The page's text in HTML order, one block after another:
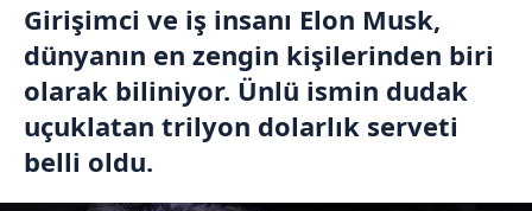
Girişimci ve iş insanı Elon Musk,
dünyanın en zengin kişilerinden biri
olarak biliniyor. Ünlü ismin dudak
uçuklatan trilyon dolarlık serveti
belli oldu.